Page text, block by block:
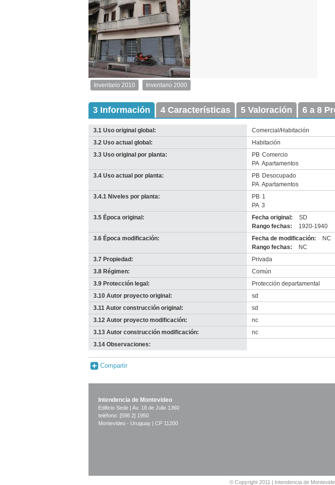
Inventario
Exterior
imagen
original
Inventario 2010
de 1
Inventario 2000
3 Información 4 Características 5 Valoración 6 a 8
3.1 Uso original global:
Comercial/Habitación
3.2 Uso actual global:
Habitación
3.3 Uso original por planta:
PB Comercio
PA Apartamentos
3.4 Uso actual por planta:
PB Desocupado
PA Apartamentos
3.4.1 Niveles por planta:
PB 1
PA 3
3.5 Época original:
Fecha original:
SD
Rango fechas:
1920-1940
3.6 Época modificación:
Fecha de modificación:
NC
Rango fechas:
NC
3.7 Propiedad:
Privada
3.8 Régimen:
Común
3.9 Protección legal:
Protección departamental
3.10 Autor proyecto original:
sd
3.11 Autor construcción original:
sd
3.12 Autor proyecto modificación:
nc
3.13 Autor construcción modificación:
nc
3.14 Observaciones:
Compartir
Intendencia de Montevideo
Edificio Sede | Av. 18 de Julio 1360
teléfono: [598 2] 1950
Montevideo - Uruguay | CP 11200
© Copyright 2011 | Intendencia de